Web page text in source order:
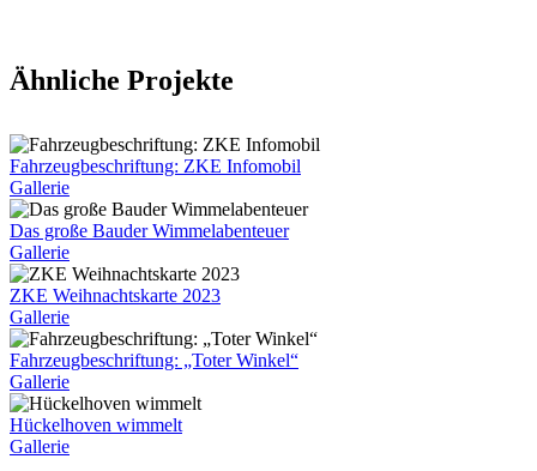
Ähnliche Projekte
Fahrzeugbeschriftung: ZKE Infomobil
Gallerie
Das große Bauder Wimmelabenteuer
Gallerie
ZKE Weihnachtskarte 2023
Gallerie
Fahrzeugbeschriftung: „Toter Winkel“
Gallerie
Hückelhoven wimmelt
Gallerie